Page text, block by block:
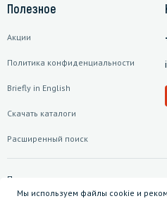
Полезное
Акции
Политика конфиденциальности
Briefly in English
Скачать каталоги
Расширенный поиск
Подписаться на рассылку
Мы используем файлы cookie и